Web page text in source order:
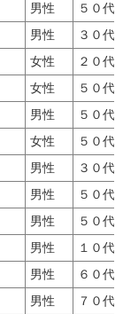
男性
５０代
男性
３０代
女性
２０代
女性
５０代
男性
５０代
女性
５０代
男性
３０代
男性
５０代
男性
５０代
男性
１０代
男性
６０代
男性
７０代